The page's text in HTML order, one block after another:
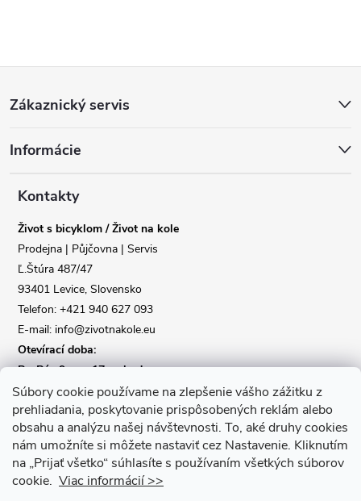
Súbory cookie používame na zlepšenie vášho zážitku z
prehliadania, poskytovanie prispôsobených reklám alebo
obsahu a analýzu našej návštevnosti. To, aké druhy cookies
nám umožníte si môžete nastaviť cez Nastavenie. Kliknutím
na „Prijať všetko“ súhlasíte s používaním všetkých súborov
cookie. Viac informácií >>
p
Zákaznický servis
Informácie
Kontakty
Život s bicyklom / Život na kole
Prodejna | Půjčovna | Servis
Ľ.Štúra 487/47
93401 Levice, Slovensko
Telefon: +421 940 627 093
E-mail: info@zivotnakole.eu
Otevírací doba:
Po-Pá : 9,oo - 17,oo hod
So : 9,oo - 12,oo | Ne : Zavřeno
Kontaktní formulář